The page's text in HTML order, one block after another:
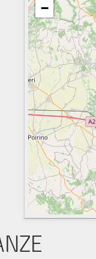
−